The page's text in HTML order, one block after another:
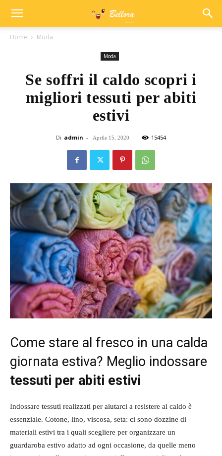
Home Moda
Moda
Se soffri il caldo scopri i
migliori tessuti per abiti
estivi
Di admin - Aprile 15, 2020 15454
Come stare al fresco in una calda
giornata estiva? Meglio indossare
tessuti per abiti estivi
Indossare tessuti realizzati per aiutarci a resistere al caldo è
essenziale. Cotone, lino, viscosa, seta: ci sono dozzine di
materiali estivi tra i quali scegliere per organizzare un
guardaroba estivo adatto ad ogni occasione, da quelle meno